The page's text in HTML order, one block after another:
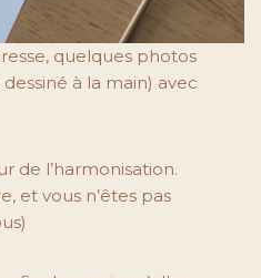
quelques photos
à la main) avec
de l’harmonisation.
et vous n’êtes pas